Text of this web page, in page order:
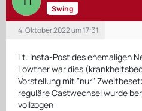
Swing
4. Oktober 2022 um 17:31
Lt. Insta-Post des ehemaligen
Lowther war dies
Vorstellung mit "nur"
reguläre Castwechsel wurde
vollzogen